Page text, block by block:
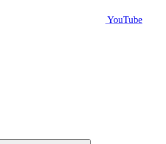
YouTube